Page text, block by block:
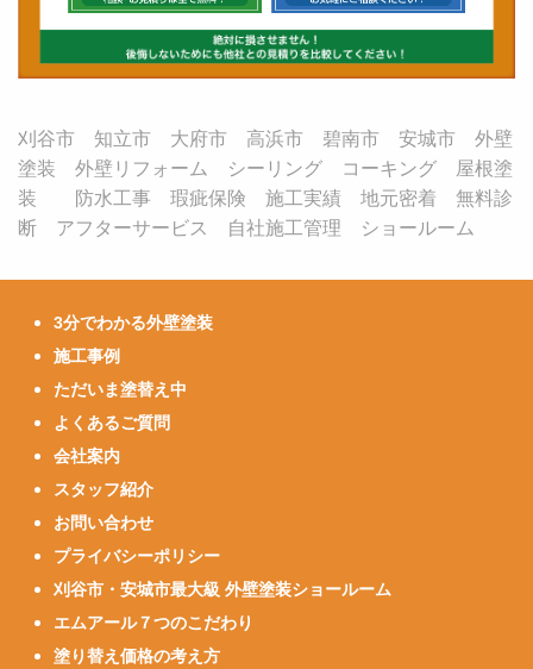
刈谷市 知立市 大府市 高浜市 碧南市 安城市 外壁
塗装 外壁リフォーム シーリング コーキング 屋根塗
装 防水工事 瑕疵保険 施工実績 地元密着 無料診
断 アフターサービス 自社施工管理 ショールーム
3分でわかる外壁塗装
施工事例
ただいま塗替え中
よくあるご質問
会社案内
スタッフ紹介
お問い合わせ
プライバシーポリシー
刈谷市・安城市最大級 外壁塗装ショールーム
エムアール７つのこだわり
塗り替え価格の考え方